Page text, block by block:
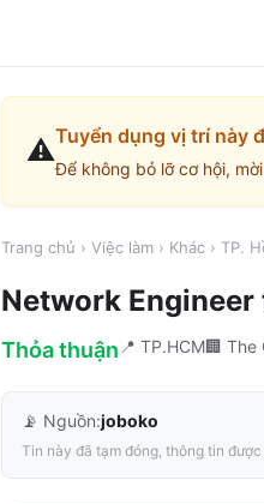
⚠️Tuyển dụng vị trí này
Để không bỏ lỡ cơ hội,
Trang chủ › Việc làm › Khác › TP.
Network Engineer
Thỏa thuận 📍 TP.HCM🏢 The
📡 Nguồn:joboko
Tin này đã tạm đóng, thông tin